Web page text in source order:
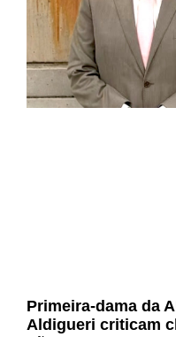
Primeira-dama da
Aldigueri criticam